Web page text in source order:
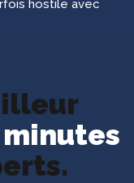
hostile avec
minutes